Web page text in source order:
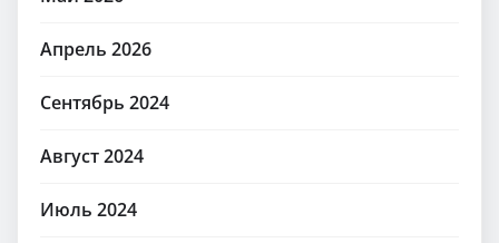
Апрель 2026
Сентябрь 2024
Август 2024
Июль 2024